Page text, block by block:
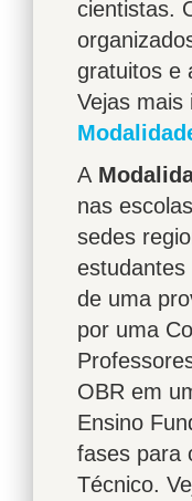
cientistas.
gratuitos e
Vejas mais
A
nas
sedes
estudantes
de uma
por uma
OBR em
Ensino
fases para
Técnico.